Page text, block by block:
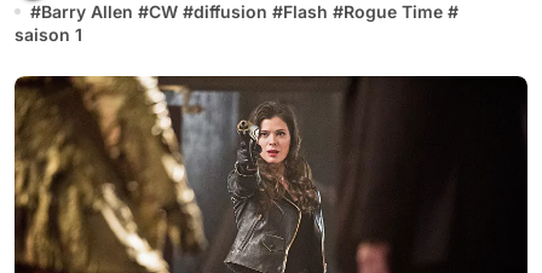
#Barry Allen #CW #diffusion #Flash #Rogue Time #
saison 1